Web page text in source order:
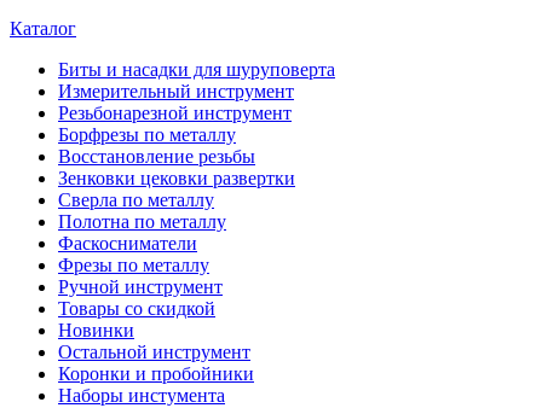
Каталог
Биты и насадки для шуруповерта
Измерительный инструмент
Резьбонарезной инструмент
Борфрезы по металлу
Восстановление резьбы
Зенковки цековки развертки
Сверла по металлу
Полотна по металлу
Фаскосниматели
Фрезы по металлу
Ручной инструмент
Товары со скидкой
Новинки
Остальной инструмент
Коронки и пробойники
Наборы инстумента